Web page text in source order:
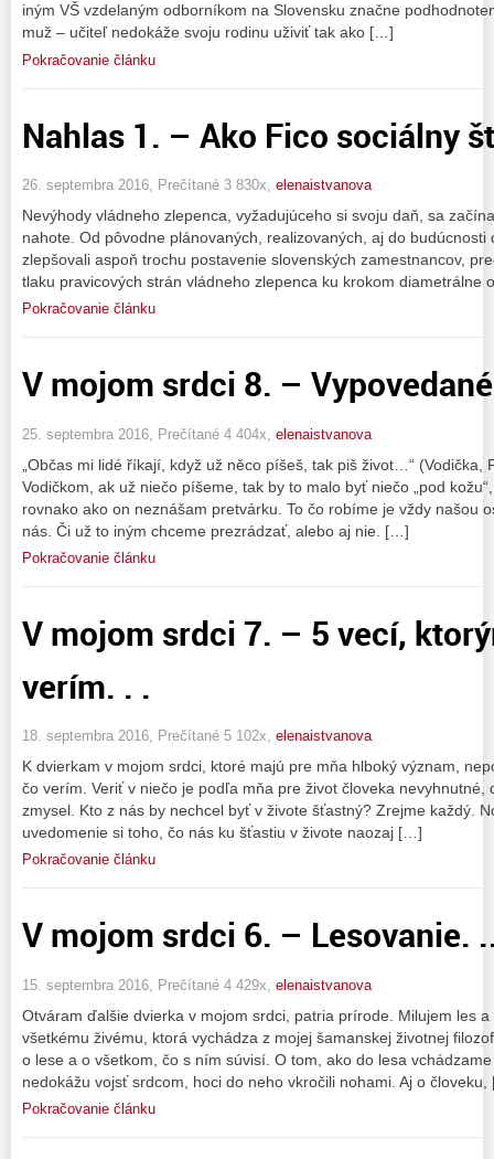
iným VŠ vzdelaným odborníkom na Slovensku značne
muž – učiteľ nedokáže svoju rodinu uživiť tak ako […]
Pokračovanie článku
Nahlas 1. – Ako Fico sociálny
26. septembra 2016, Prečítané 3 830x, elenaistvanova
Nevýhody vládneho zlepenca, vyžadujúceho si svoju daň, sa
nahote. Od pôvodne plánovaných, realizovaných, aj do
zlepšovali aspoň trochu postavenie slovenských zamestnancov,
tlaku pravicových strán vládneho zlepenca ku krokom diametrálne
Pokračovanie článku
V mojom srdci 8. –
25. septembra 2016, Prečítané 4 404x, elenaistvanova
„Občas mi lidé říkají, když už něco píšeš, tak piš život…“ (Vodička,
Vodičkom, ak už niečo píšeme, tak by to malo byť niečo „pod
rovnako ako on neznášam pretvárku. To čo robíme je vždy našou
nás. Či už to iným chceme prezrádzať, alebo aj nie. […]
Pokračovanie článku
V mojom srdci 7. – 5 vecí,
verím. . .
18. septembra 2016, Prečítané 5 102x, elenaistvanova
K dvierkam v mojom srdci, ktoré majú pre mňa hlboký význam,
čo verím. Veriť v niečo je podľa mňa pre život človeka nevyhnutné,
zmysel. Kto z nás by nechcel byť v živote šťastný? Zrejme každý.
uvedomenie si toho, čo nás ku šťastiu v živote naozaj […]
Pokračovanie článku
V mojom srdci 6. – Lesovanie.
15. septembra 2016, Prečítané 4 429x, elenaistvanova
Otváram ďalšie dvierka v mojom srdci, patria prírode. Milujem les
všetkému živému, ktorá vychádza z mojej šamanskej životnej
o lese a o všetkom, čo s ním súvisí. O tom, ako do lesa
nedokážu vojsť srdcom, hoci do neho vkročili nohami. Aj o
Pokračovanie článku